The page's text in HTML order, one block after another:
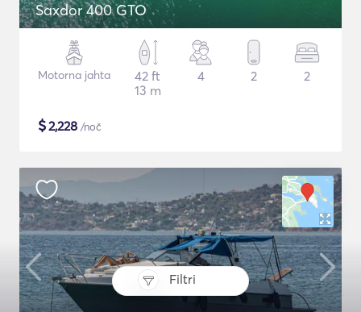
Filtri
Saxdor 400 GTO
Motorna jahta
42 ft
13 m
4 2 2
$2,228 /noč